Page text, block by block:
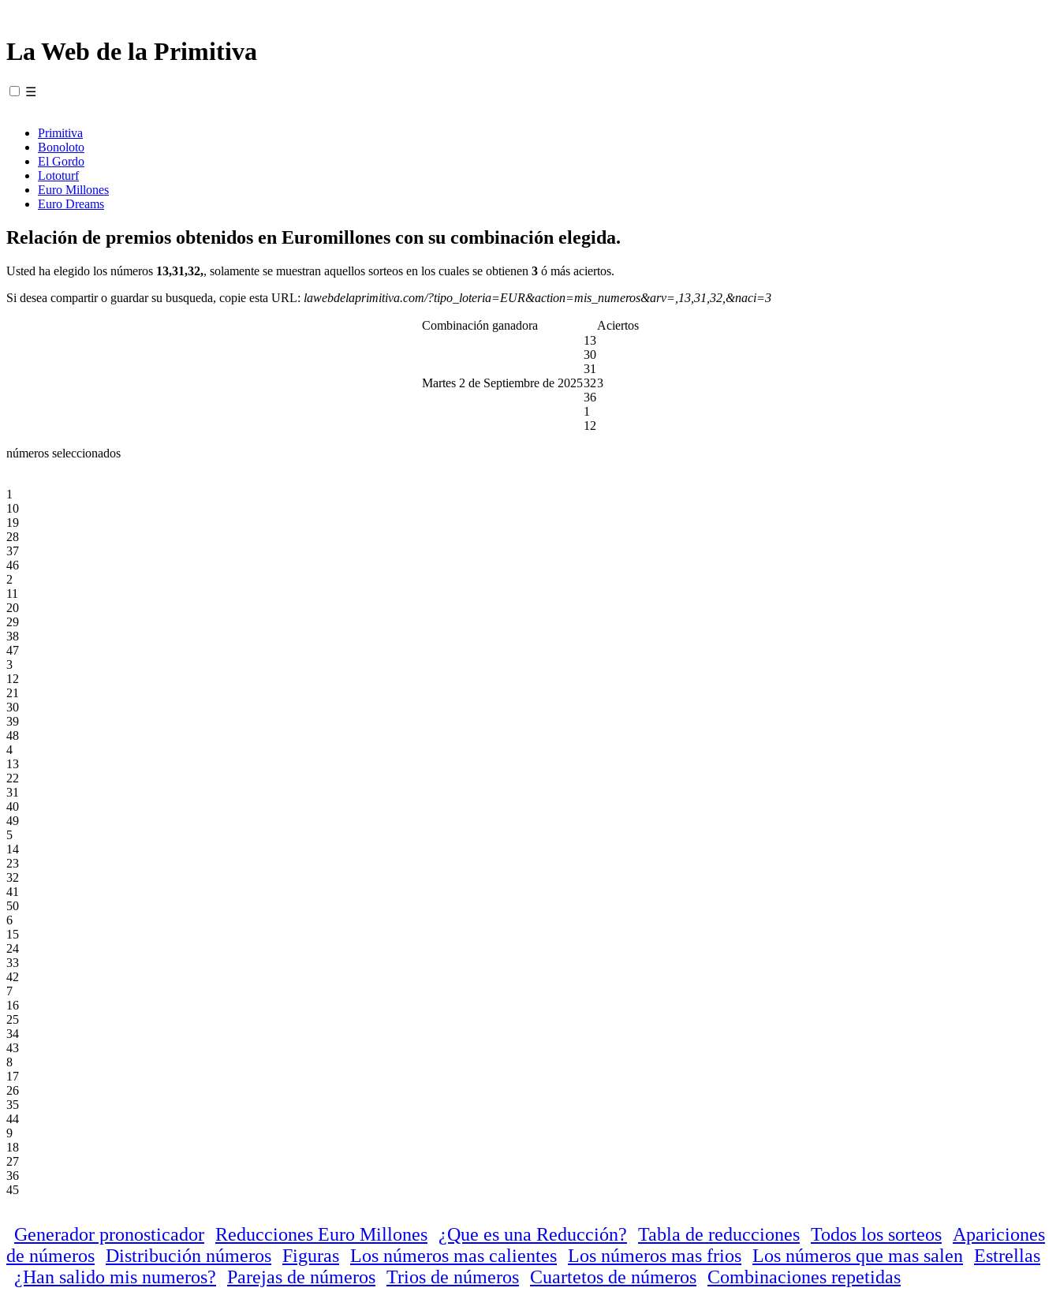
La Web de la Primitiva
☰
Primitiva
Bonoloto
El Gordo
Lototurf
Euro Millones
Euro Dreams
Relación de premios obtenidos en Euromillones con su combinación elegida.
Usted ha elegido los números 13,31,32,, solamente se muestran aquellos sorteos en los cuales se obtienen 3 ó más aciertos.
Si desea compartir o guardar su busqueda, copie esta URL: lawebdelaprimitiva.com/?tipo_loteria=EUR&action=mis_numeros&arv=,13,31,32,&naci=3
Combinación ganadora Aciertos
Martes 2 de Septiembre de 2025
13
30
31
32
36
1
12
3
números seleccionados
1
10
19
28
37
46
2
11
20
29
38
47
3
12
21
30
39
48
4
13
22
31
40
49
5
14
23
32
41
50
6
15
24
33
42
7
16
25
34
43
8
17
26
35
44
9
18
27
36
45
Generador pronosticador Reducciones Euro Millones ¿Que es una Reducción? Tabla de reducciones Todos los sorteos
Apariciones
de números Distribución números Figuras Los números mas calientes Los números mas frios Los números que mas salen Estrellas
¿Han salido mis numeros? Parejas de números Trios de números Cuartetos de números Combinaciones repetidas